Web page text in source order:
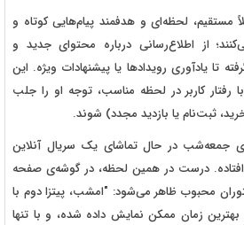
مستقیم، لحظه‌ای و هدفمند پیام‌هایی کوتاه و
از اطلاع‌رسانی درباره محتوای جدید و
تا یادآوری رویدادها یا پیشنهادات ویژه. این
رفتار کاربر در لحظه مناسب، توجه او را جلب
ثبت‌نام یا بازدید مجدد) شوند.
جمعه‌شب در حال تماشای یک سریال آنلاین
درست در همین لحظه، در گوشه‌ی صفحه
محبوب ظاهر می‌شود: "امشب، پیتزا دوم با
بهترین زمان ممکن نمایش داده شده، و با تنها